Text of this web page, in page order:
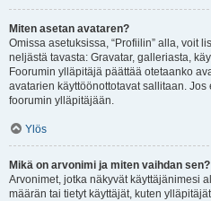
Miten asetan avataren?
Omissa asetuksissa, “Profiilin” alla, voit
neljästä tavasta: Gravatar, galleriasta,
Foorumin ylläpitäjä päättää otetaanko
avatarien käyttöönottotavat sallitaan.
foorumin ylläpitäjään.
Ylös
Mikä on arvonimi ja miten vaihdan sen?
Arvonimet, jotka näkyvät käyttäjänimesi
määrän tai tietyt käyttäjät, kuten